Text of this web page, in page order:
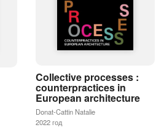
Collective processes :
counterpractices in
European architecture
Donat-Cattin Natalie
2022 год